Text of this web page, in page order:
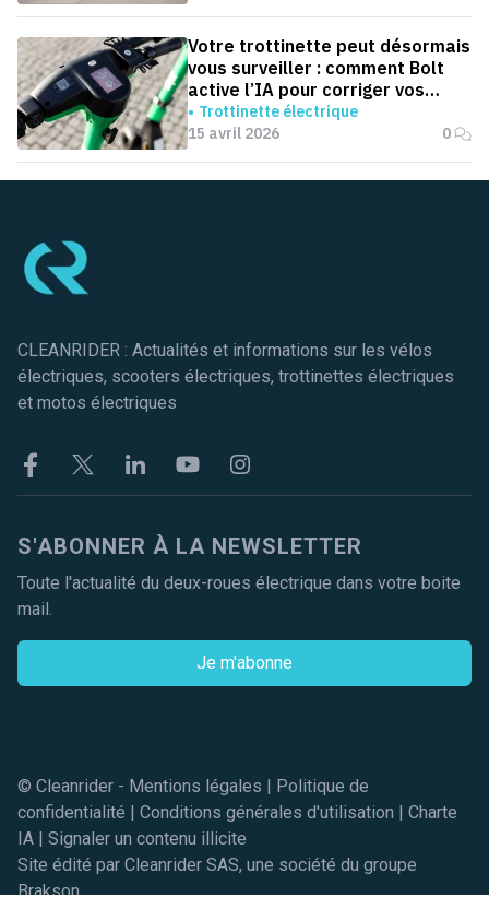
Votre trottinette peut désormais
vous surveiller : comment Bolt
active l’IA pour corriger vos
trajets
Trottinette électrique
15 avril 2026
0
CLEANRIDER : Actualités et informations sur les vélos
électriques, scooters électriques, trottinettes électriques
et motos électriques
FacebookTwitter LinkekinYoutubeInstagram
S'ABONNER À LA NEWSLETTER
Toute l'actualité du deux-roues électrique dans votre boite
mail.
Je m'abonne
© Cleanrider - Mentions légales
Politique de
confidentialité
Conditions générales d'utilisation
Charte
IA
Signaler un contenu illicite
Site édité par Cleanrider SAS, une société du groupe
Brakson